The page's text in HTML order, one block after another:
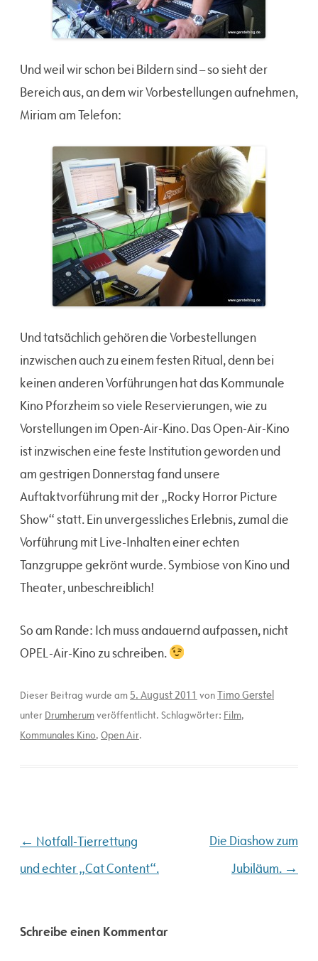
Und weil wir schon bei Bildern sind – so sieht der
Bereich aus, an dem wir Vorbestellungen aufnehmen,
Miriam am Telefon:
Und tatsächlich gehören die Vorbestellungen
inzwischen auch zu einem festen Ritual, denn bei
keinen anderen Vorführungen hat das Kommunale
Kino Pforzheim so viele Reservierungen, wie zu
Vorstellungen im Open-Air-Kino. Das Open-Air-Kino
ist inzwischen eine feste Institution geworden und
am gestrigen Donnerstag fand unsere
Auftaktvorführung mit der „Rocky Horror Picture
Show“ statt. Ein unvergessliches Erlebnis, zumal die
Vorführung mit Live-Inhalten einer echten
Tanzgruppe gekrönt wurde. Symbiose von Kino und
Theater, unbeschreiblich!
So am Rande: Ich muss andauernd aufpassen, nicht
OPEL-Air-Kino zu schreiben.
Dieser Beitrag wurde am 5. August 2011 vonTimo Gerstel
unter Drumherumveröffentlicht. Schlagwörter: Film,
Kommunales Kino, Open Air.
Beitragsnavigation
← Notfall-Tierrettung
und echter „Cat Content“.
Die Diashow zum
Jubiläum. →
Schreibe einen Kommentar